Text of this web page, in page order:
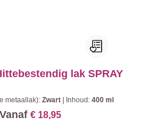
lak SPRAY
metaallak): Zwart Inhoud: 400 ml
Vanaf € 18,95